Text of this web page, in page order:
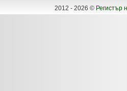
2012 - 2026 © Регистър